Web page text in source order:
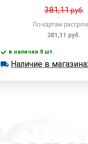
381,11руб.
По картам
381,11 руб.
В
в наличии 8 шт.
в наличии 8 шт.
Наличие в